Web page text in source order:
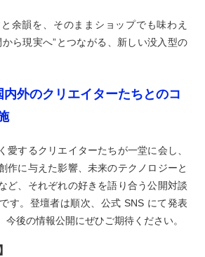
余韻を、そのままショップでも味わえ
ら現実へ”とつながる、新しい没入型の
外のクリエイターたちとのコ
愛するクリエイターたちが一堂に会し、
作に与えた影響、未来のテクノロジーと
ど、それぞれの好きを語り合う公開対談
す。登壇者は順次、公式 SNS にて発表
今後の情報公開にぜひご期待ください。